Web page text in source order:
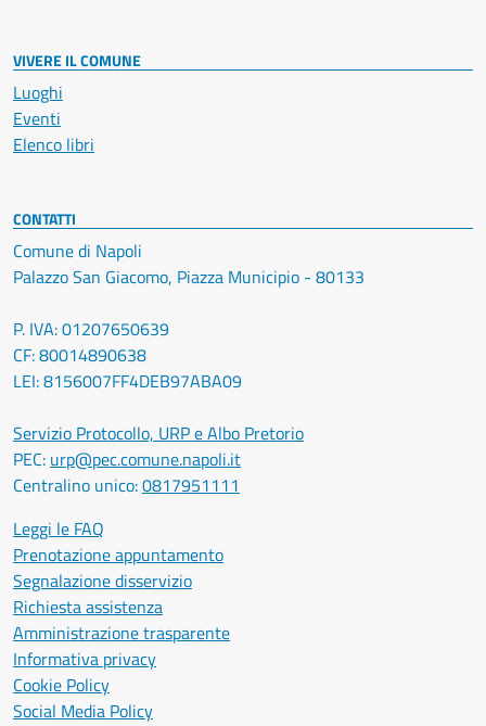
VIVERE IL COMUNE
Luoghi
Eventi
Elenco libri
CONTATTI
Comune di Napoli
Palazzo San Giacomo, Piazza Municipio - 80133
P. IVA: 01207650639
CF: 80014890638
LEI: 8156007FF4DEB97ABA09
Servizio Protocollo, URP e Albo Pretorio
PEC: urp@pec.comune.napoli.it
Centralino unico:0817951111
Leggi le FAQ
Prenotazione appuntamento
Segnalazione disservizio
Richiesta assistenza
Amministrazione trasparente
Informativa privacy
Cookie Policy
Social Media Policy